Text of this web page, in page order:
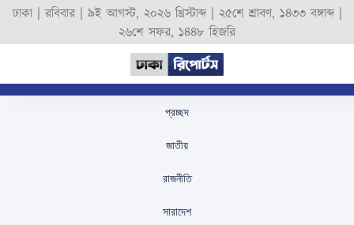
ঢাকা |রবিবার| ৯ই আগস্ট, ২০২৬ খ্রিস্টাব্দ| ২৫শে শ্রাবণ, ১৪৩৩ বঙ্গাব্দ|
২৬শে সফর, ১৪৪৮ হিজরি
প্রচ্ছদ
জাতীয়
রাজনীতি
সারাদেশ
আগামী বছর ব্যাংক বন্ধ
থাকবে ২৭ দিন
November 18, 2024